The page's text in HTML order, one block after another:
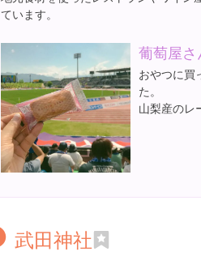
ています。
葡萄屋
おやつに買
た。
山梨産のレ
武田神社